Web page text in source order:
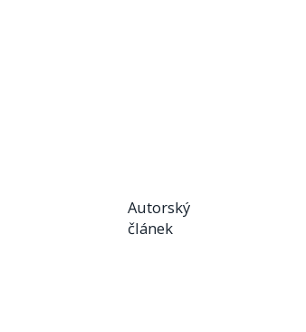
Autorský
článek